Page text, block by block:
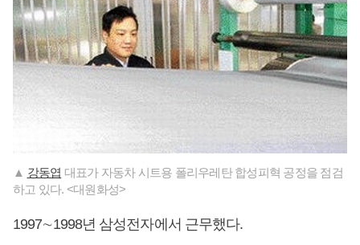
▲ 강동엽 대표가 자동차 시트용 폴리우레탄 합성피혁 공정을 점검
하고 있다. <대원화성>
1997∼1998년 삼성전자에서 근무했다.